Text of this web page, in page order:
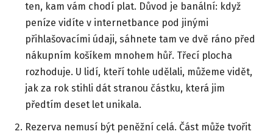
ten, kam vám chodí plat. Důvod je banální: když
peníze vidíte v internetbance pod jinými
přihlašovacími údaji, sáhnete tam ve dvě ráno před
nákupním košíkem mnohem hůř. Třecí plocha
rozhoduje. U lidí, kteří tohle udělali, můžeme vidět,
jak za rok stihli dát stranou částku, která jim
předtím deset let unikala.
Rezerva nemusí být peněžní celá. Část může tvořit